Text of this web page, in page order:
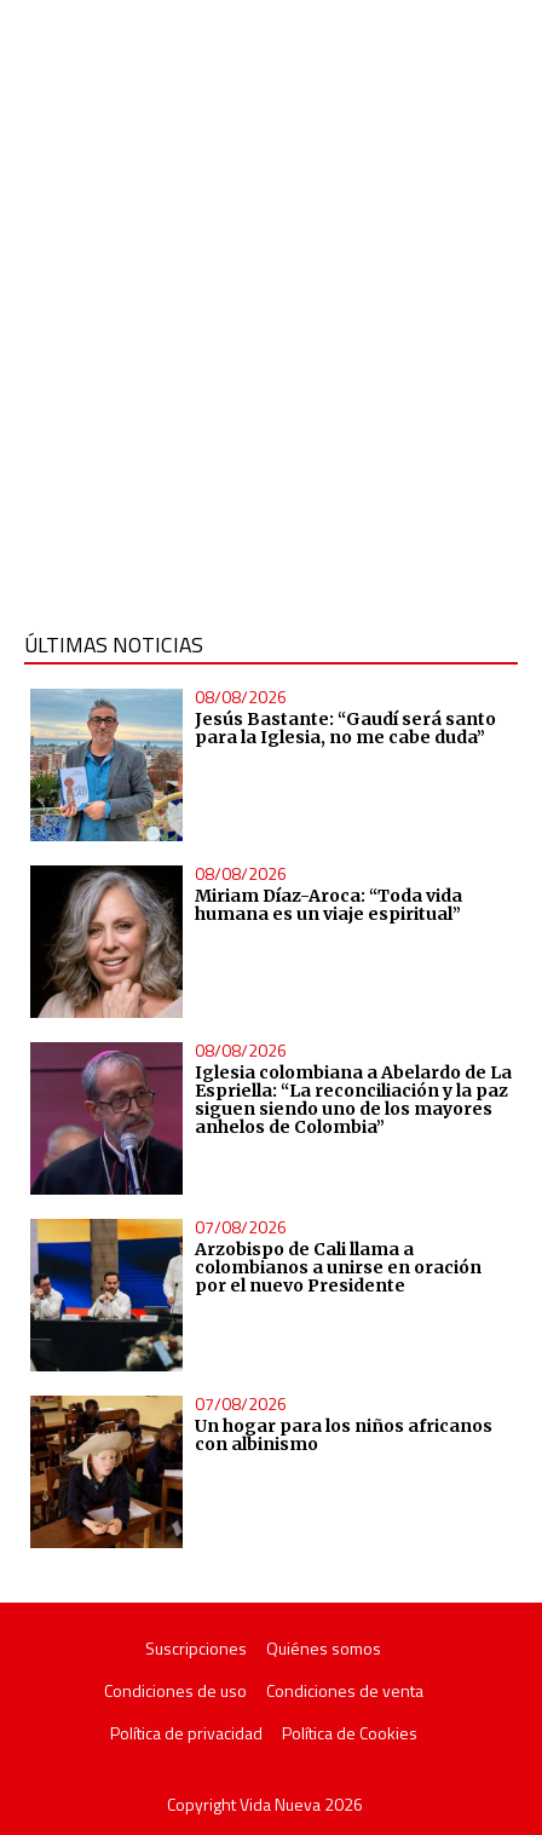
ÚLTIMAS NOTICIAS
08/08/2026
Jesús Bastante: “Gaudí será santo
para la Iglesia, no me cabe duda”
08/08/2026
Miriam Díaz-Aroca: “Toda vida
humana es un viaje espiritual”
08/08/2026
Iglesia colombiana a Abelardo de La
Espriella: “La reconciliación y la paz
siguen siendo uno de los mayores
anhelos de Colombia”
07/08/2026
Arzobispo de Cali llama a
colombianos a unirse en oración
por el nuevo Presidente
07/08/2026
Un hogar para los niños africanos
con albinismo
Suscripciones
Quiénes somos
Condiciones de uso
Condiciones de venta
Política de privacidad
Política de Cookies
Copyright Vida Nueva 2026